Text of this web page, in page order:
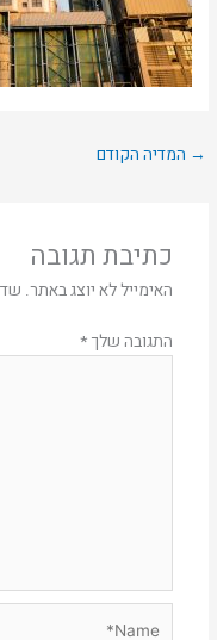
→ המדיה הקודם
כתיבת תגובה
האימייל לא יוצג באתר.
התגובה שלך *